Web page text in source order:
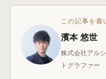
この記事を書
濱本 悠世
株式会社アル
トグラファー